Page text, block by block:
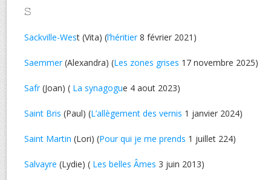
S
Sackville-West (Vita) (l’héritier8 février 2021)
Saemmer(Alexandra) (Les zones grises 17 novembre 2025)
Safr(Joan) ( La synagogue 4 aout 2023)
Saint Bris (Paul) (L’allègement des vernis 1 janvier 2024)
Saint Martin (Lori) (Pour qui je me prends 1 juillet 224)
Salvayre (Lydie) ( Les belles Âmes 3 juin 2013)